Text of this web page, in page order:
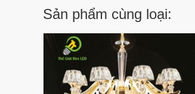
Sản phẩm cùng loại: